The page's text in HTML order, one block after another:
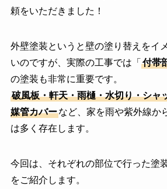
頼をいただきました！
外壁塗装というと壁の塗り替えをイ
いのですが、実際の工事では「 付帯
の塗装も非常に重要です。
破風板・軒天・雨樋・水切り・シャ
媒管カバーなど、家を雨や紫外線か
は多く存在します。
今回は、それぞれの部位で行った塗
をご紹介します。